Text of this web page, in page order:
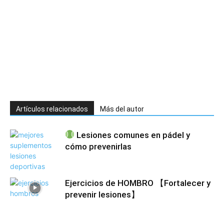
Artículos relacionados Más del autor
Lesiones comunes en pádel y
cómo prevenirlas
Ejercicios de HOMBRO 【Fortalecer y
prevenir lesiones】